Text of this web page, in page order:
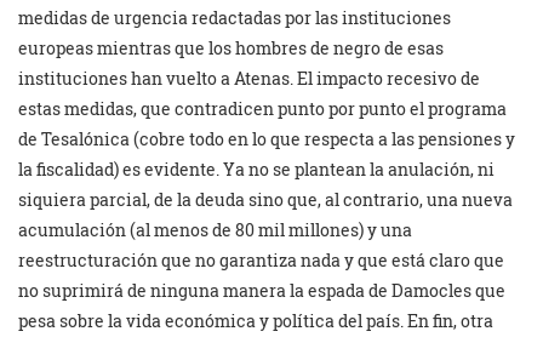
medidas de urgencia redactadas por las instituciones
europeas mientras que los hombres de negro de esas
instituciones han vuelto a Atenas. El impacto recesivo de
estas medidas, que contradicen punto por punto el programa
de Tesalónica (cobre todo en lo que respecta a las pensiones y
la fiscalidad) es evidente. Ya no se plantean la anulación, ni
siquiera parcial, de la deuda sino que, al contrario, una nueva
acumulación (al menos de 80 mil millones) y una
reestructuración que no garantiza nada y que está claro que
no suprimirá de ninguna manera la espada de Damocles que
pesa sobre la vida económica y política del país. En fin, otra